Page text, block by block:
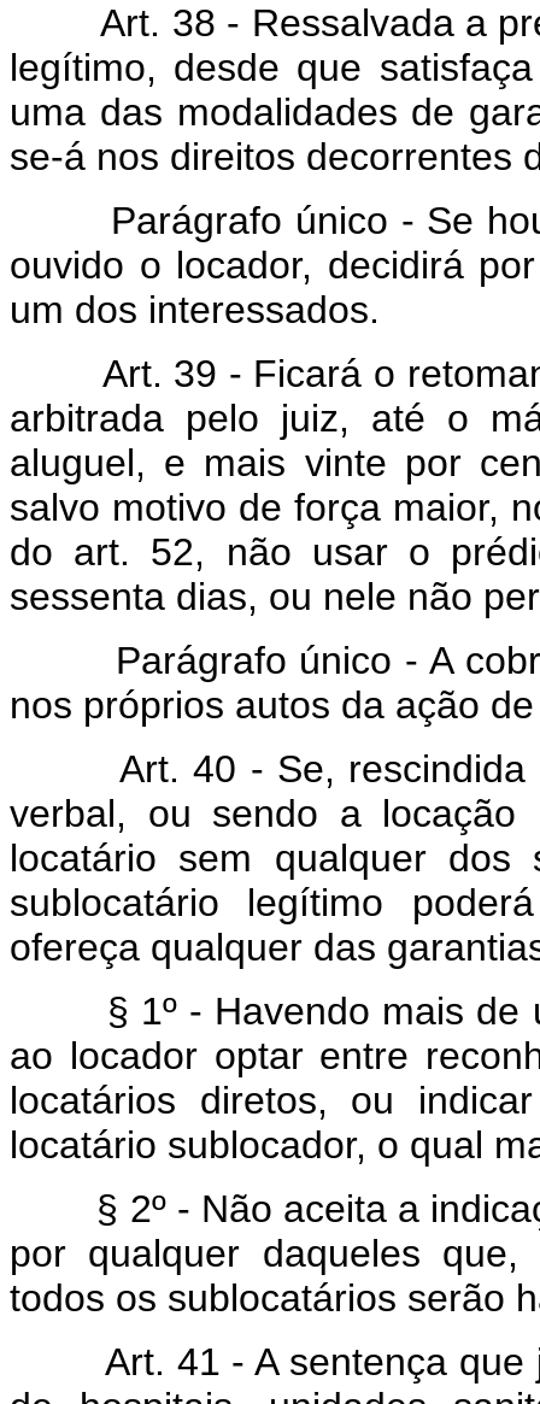
Art. 38 - Ressalvada a
legítimo, desde que
uma das modalidades de
se-á nos direitos decorrentes
Parágrafo único - Se
ouvido o locador, decidirá
um dos interessados.
Art. 39 - Ficará o
arbitrada pelo juiz, até o
aluguel, e mais vinte por
salvo motivo de força maior,
do art. 52, não usar o
sessenta dias, ou nele não
Parágrafo único - A
nos próprios autos da ação
Art. 40 - Se, rescindida
verbal, ou sendo a locação
locatário sem qualquer
sublocatário legítimo
ofereça qualquer das
§ 1º - Havendo mais de
ao locador optar entre
locatários diretos, ou
locatário sublocador, o qual
§ 2º - Não aceita a
por qualquer daqueles
todos os sublocatários serão
Art. 41 - A sentença que